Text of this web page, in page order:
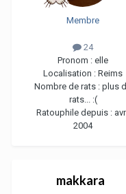
Membre
24
Pronom : elle
Localisation : Reims
Nombre de rats : plus
rats... :(
Ratouphile depuis :
2004
makkara